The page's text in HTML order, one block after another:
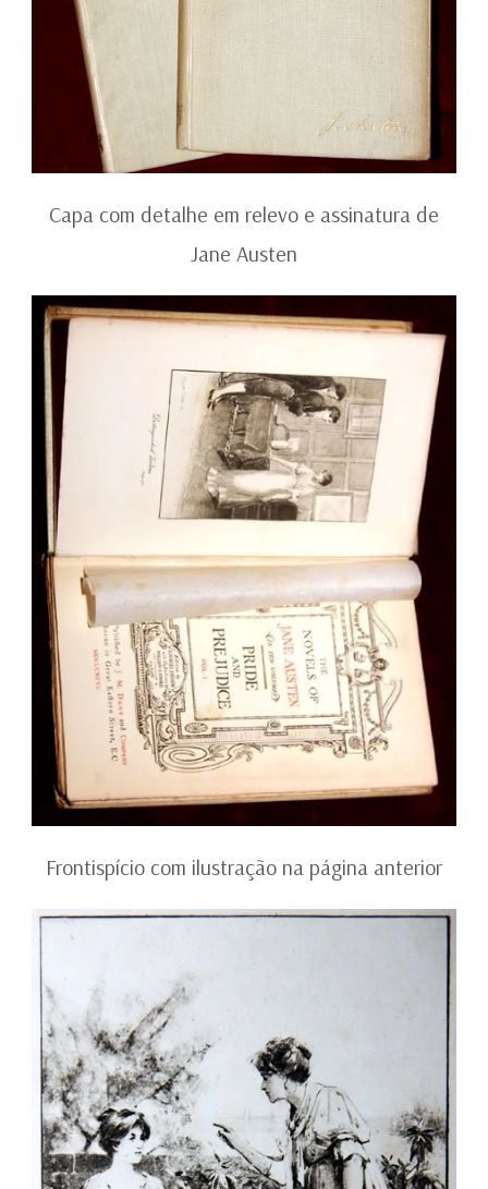
Capa com detalhe em relevo e assinatura de
Jane Austen
Frontispício com ilustração na página anterior